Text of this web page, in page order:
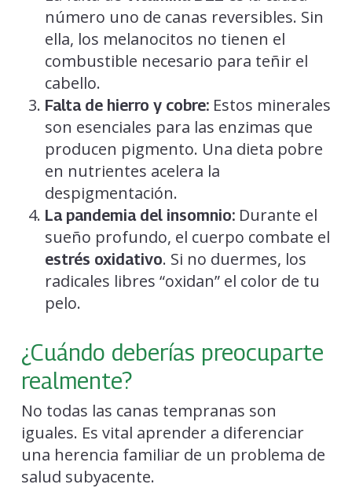
número uno de canas reversibles. Sin
ella, los melanocitos no tienen el
combustible necesario para teñir el
cabello.
Falta de hierro y cobre:Estos minerales
son esenciales para las enzimas que
producen pigmento. Una dieta pobre
en nutrientes acelera la
despigmentación.
La pandemia del insomnio:Durante el
sueño profundo, el cuerpo combate el
estrés oxidativo. Si no duermes, los
radicales libres “oxidan” el color de tu
pelo.
¿Cuándo deberías preocuparte
realmente?
No todas las canas tempranas son
iguales. Es vital aprender a diferenciar
una herencia familiar de un problema de
salud subyacente.